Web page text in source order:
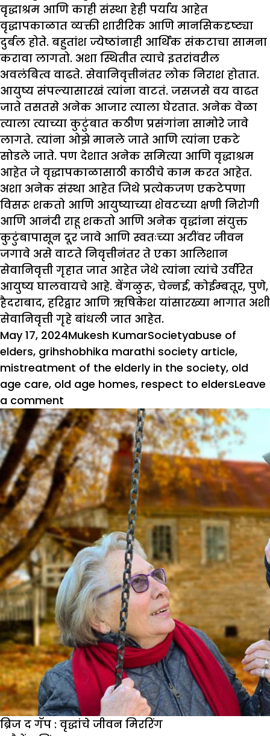
वृद्धाश्रम आणि काही संस्था हेही पर्याय आहेत
वृद्धापकाळात व्यक्ती शारीरिक आणि मानसिकदृष्ट्या
दुर्बल होते. बहुतांश ज्येष्ठांनाही आर्थिक संकटाचा सामना
करावा लागतो. अशा स्थितीत त्याचे इतरांवरील
अवलंबित्व वाढते. सेवानिवृत्तीनंतर लोक निराश होतात.
आयुष्य संपल्यासारखं त्यांना वाटतं. जसजसे वय वाढत
जाते तसतसे अनेक आजार त्याला घेरतात. अनेक वेळा
त्याला त्याच्या कुटुंबात कठीण प्रसंगांना सामोरे जावे
लागते. त्यांना ओझे मानले जाते आणि त्यांना एकटे
सोडले जाते. पण देशात अनेक समित्या आणि वृद्धाश्रम
आहेत जे वृद्धापकाळासाठी काठीचे काम करत आहेत.
अशा अनेक संस्था आहेत जिथे प्रत्येकजण एकटेपणा
विसरू शकतो आणि आयुष्याच्या शेवटच्या क्षणी निरोगी
आणि आनंदी राहू शकतो आणि अनेक वृद्धांना संयुक्त
कुटुंबापासून दूर जावे आणि स्वतःच्या अटींवर जीवन
जगावे असे वाटते निवृत्तीनंतर ते एका आलिशान
सेवानिवृत्ती गृहात जात आहेत जेथे त्यांना त्यांचे उर्वरित
आयुष्य घालवायचे आहे. बेंगळुरू, चेन्नई, कोईम्बतूर, पुणे,
हैदराबाद, हरिद्वार आणि ऋषिकेश यांसारख्या भागात अशी
सेवानिवृत्ती गृहे बांधली जात आहेत.
Posted
on
May 17, 2024Author
Mukesh KumarCategories
SocietyTags
abuse of
elders, grihshobhika marathi society article,
mistreatment of the elderly in the society, old
age care, old age homes, respect to eldersLeave
a comment
म्हातारपणी
तुमचा
मुलगा
तुमची
काळजी
घेईल
अशी
अपेक्षा
करू
नका
ब्रिज द गॅप : वृद्धांचे जीवन मिररिंग